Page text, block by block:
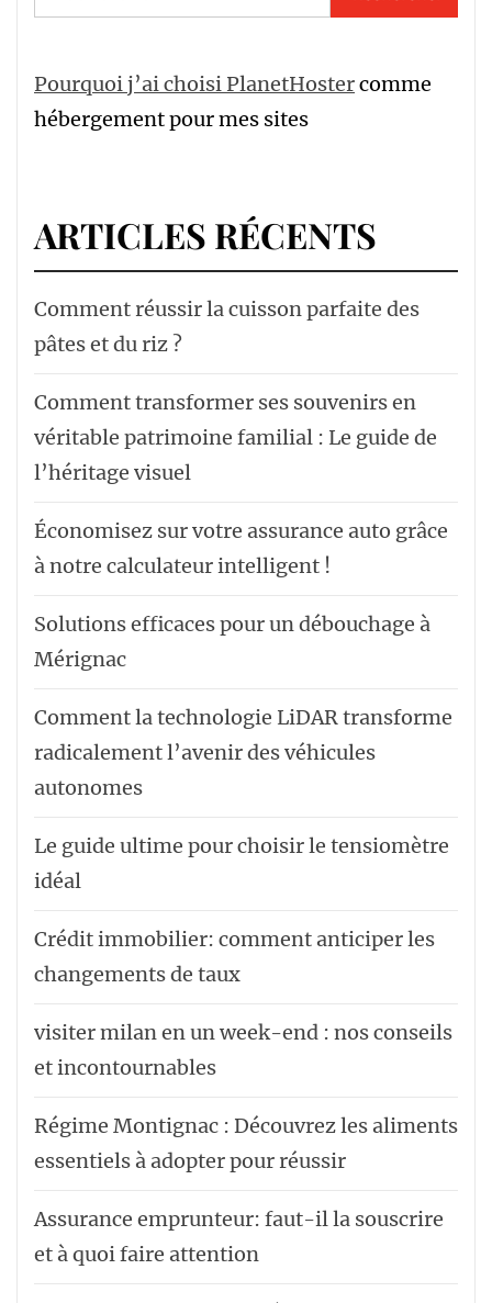
Pourquoi j’ai choisi PlanetHostercomme
hébergement pour mes sites
ARTICLES RÉCENTS
Comment réussir la cuisson parfaite des
pâtes et du riz ?
Comment transformer ses souvenirs en
véritable patrimoine familial : Le guide de
l’héritage visuel
Économisez sur votre assurance auto grâce
à notre calculateur intelligent !
Solutions efficaces pour un débouchage à
Mérignac
Comment la technologie LiDAR transforme
radicalement l’avenir des véhicules
autonomes
Le guide ultime pour choisir le tensiomètre
idéal
Crédit immobilier: comment anticiper les
changements de taux
visiter milan en un week-end : nos conseils
et incontournables
Régime Montignac : Découvrez les aliments
essentiels à adopter pour réussir
Assurance emprunteur: faut-il la souscrire
et à quoi faire attention